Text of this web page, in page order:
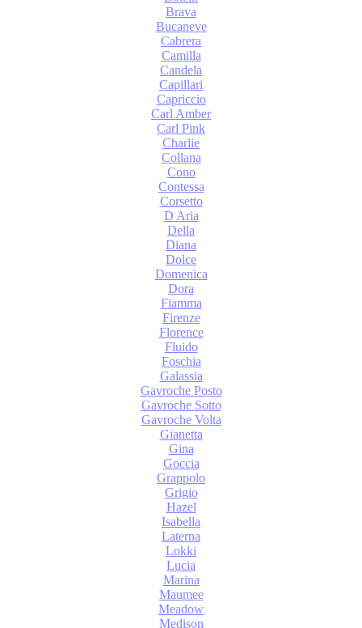
Brava
Bucaneve
Cabrera
Camilla
Candela
Capillari
Capriccio
Carl Amber
Carl Pink
Charlie
Collana
Cono
Contessa
Corsetto
D Aria
Della
Diana
Dolce
Domenica
Dora
Fiamma
Firenze
Florence
Fluido
Foschia
Galassia
Gavroche Posto
Gavroche Sotto
Gavroche Volta
Gianetta
Gina
Goccia
Grappolo
Grigio
Hazel
Isabella
Laterna
Lokki
Lucia
Marina
Maumee
Meadow
Medison